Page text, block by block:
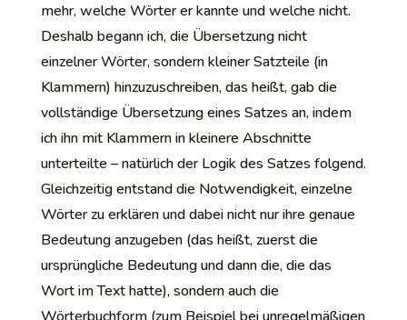
mehr, welche Wörter er kannte und welche nicht.
Deshalb begann ich, die Übersetzung nicht
einzelner Wörter, sondern kleiner Satzteile (in
Klammern) hinzuzuschreiben, das heißt, gab die
vollständige Übersetzung eines Satzes an, indem
ich ihn mit Klammern in kleinere Abschnitte
unterteilte – natürlich der Logik des Satzes folgend.
Gleichzeitig entstand die Notwendigkeit, einzelne
Wörter zu erklären und dabei nicht nur ihre genaue
Bedeutung anzugeben (das heißt, zuerst die
ursprüngliche Bedeutung und dann die, die das
Wort im Text hatte), sondern auch die